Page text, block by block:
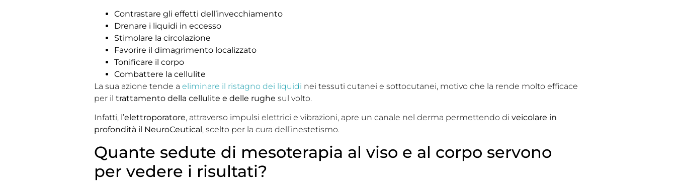
Contrastare gli effetti dell’invecchiamento
Drenare i liquidi in eccesso
Stimolare la circolazione
Favorire il dimagrimento localizzato
Tonificare il corpo
Combattere la cellulite
La sua azione tende a eliminare il ristagno dei liquidi nei tessuti cutanei e sottocutanei, motivo che la rende molto efficace
per il trattamento della cellulite e delle rughe sul volto.
Infatti, l’elettroporatore, attraverso impulsi elettrici e vibrazioni, apre un canale nel derma permettendo di veicolare in
profondità il NeuroCeutical, scelto per la cura dell’inestetismo.
Quante sedute di mesoterapia al viso e al corpo servono
per vedere i risultati?